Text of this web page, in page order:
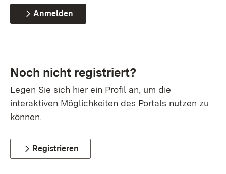
Anmelden
Noch nicht registriert?
Legen Sie sich hier ein Profil an, um die
interaktiven Möglichkeiten des Portals nutzen zu
können.
Registrieren